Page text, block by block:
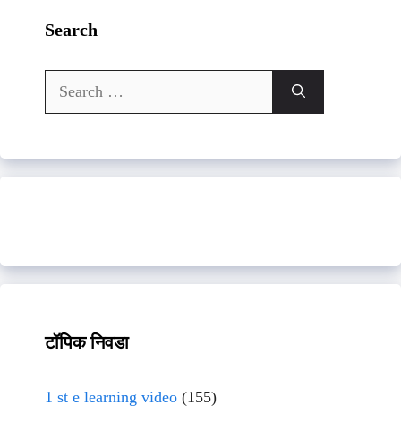
Search
Search
for:
टॉपिक निवडा
1 st e learning video (155)